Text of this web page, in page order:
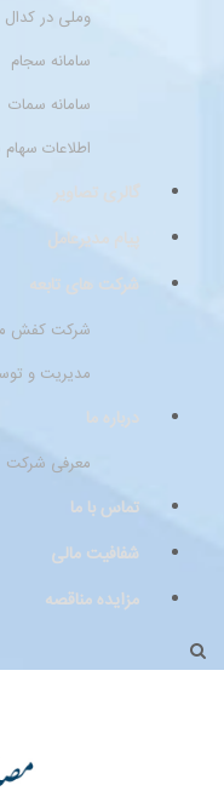
وملی در کدال
سامانه سجام
سامانه سمات
اطلاعات سهام شرکت
گالری تصاویر
پیام مدیرعامل
شرکت های تابعه
شرکت کفش ملی
مدیریت و توسعه ملی
درباره ما
معرفی شرکت
تماس با ما
شفافیت مالی
مزایده مناقصه